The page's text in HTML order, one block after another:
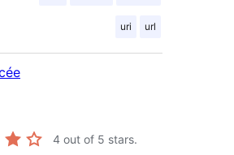
uri url
4 out of 5 stars.